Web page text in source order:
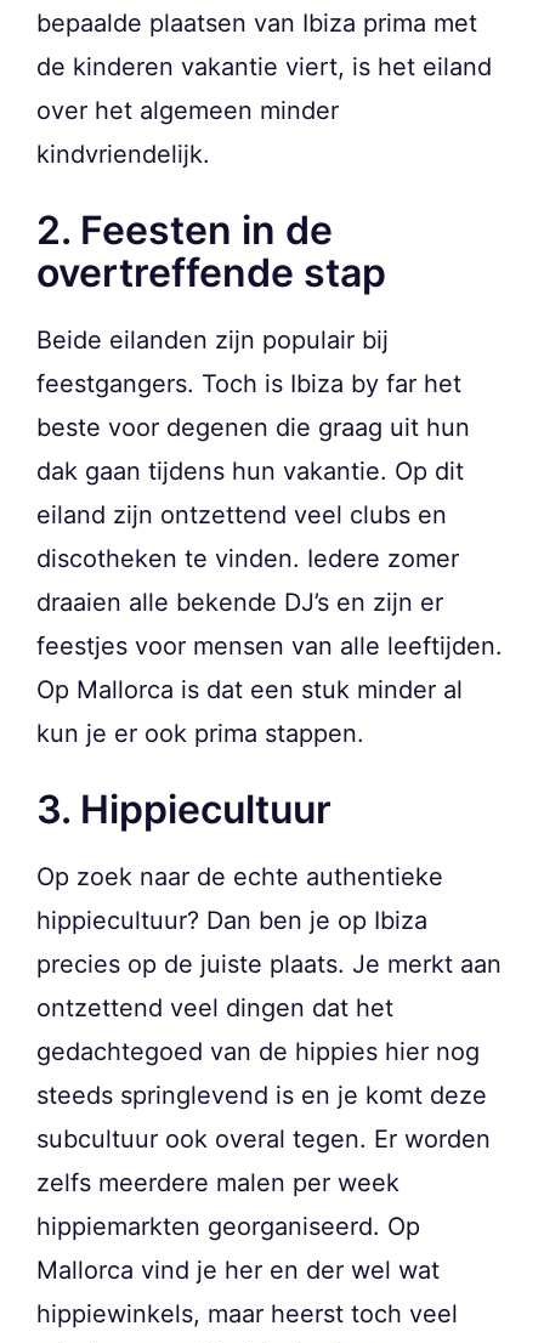
bepaalde plaatsen van Ibiza prima met
de kinderen vakantie viert, is het eiland
over het algemeen minder
kindvriendelijk.
2. Feesten in de
overtreffende stap
Beide eilanden zijn populair bij
feestgangers. Toch is Ibiza by far het
beste voor degenen die graag uit hun
dak gaan tijdens hun vakantie. Op dit
eiland zijn ontzettend veel clubs en
discotheken te vinden. Iedere zomer
draaien alle bekende DJ’s en zijn er
feestjes voor mensen van alle leeftijden.
Op Mallorca is dat een stuk minder al
kun je er ook prima stappen.
3. Hippiecultuur
Op zoek naar de echte authentieke
hippiecultuur? Dan ben je op Ibiza
precies op de juiste plaats. Je merkt aan
ontzettend veel dingen dat het
gedachtegoed van de hippies hier nog
steeds springlevend is en je komt deze
subcultuur ook overal tegen. Er worden
zelfs meerdere malen per week
hippiemarkten georganiseerd. Op
Mallorca vind je her en der wel wat
hippiewinkels, maar heerst toch veel